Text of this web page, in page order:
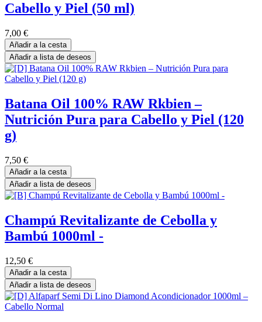
Cabello y Piel (50 ml)
7,00 €
Añadir a la cesta
Añadir a lista de deseos
Batana Oil 100% RAW Rkbien –
Nutrición Pura para Cabello y Piel (120
g)
7,50 €
Añadir a la cesta
Añadir a lista de deseos
Champú Revitalizante de Cebolla y
Bambú 1000ml -
12,50 €
Añadir a la cesta
Añadir a lista de deseos